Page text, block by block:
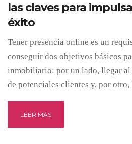
las claves para
éxito
Tener presencia online es un
conseguir dos objetivos básicos
inmobiliario: por un lado, llegar al
de potenciales clientes y, por
LEER MÁS